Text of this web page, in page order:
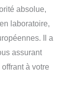
absolue,
laboratoire,
Il a
assurant
à votre